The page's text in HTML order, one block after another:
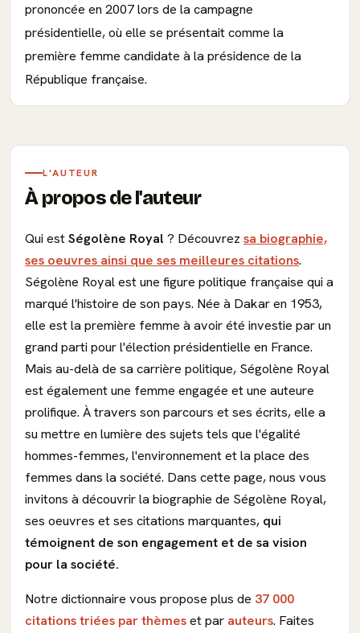
prononcée en 2007 lors de la campagne
présidentielle, où elle se présentait comme la
première femme candidate à la présidence de la
République française.
L'AUTEUR
À propos de l'auteur
Qui estSégolène Royal ? Découvrez sa biographie,
ses oeuvres ainsi que ses meilleures citations.
Ségolène Royal est une figure politique française qui a
marqué l'histoire de son pays. Née à Dakar en 1953,
elle est la première femme à avoir été investie par un
grand parti pour l'élection présidentielle en France.
Mais au-delà de sa carrière politique, Ségolène Royal
est également une femme engagée et une auteure
prolifique. À travers son parcours et ses écrits, elle a
su mettre en lumière des sujets tels que l'égalité
hommes-femmes, l'environnement et la place des
femmes dans la société. Dans cette page, nous vous
invitons à découvrir la biographie de Ségolène Royal,
ses oeuvres et ses citations marquantes, qui
témoignent de son engagement et de sa vision
pour la société.
Notre dictionnaire vous propose plus de 37 000
citations triées par thèmeset par auteurs. Faites